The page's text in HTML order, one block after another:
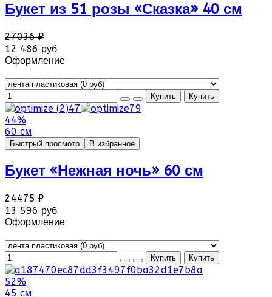
Букет из 51 розы «Сказка» 40 см
27036 ₽
12 486 руб
Оформление
44%
60 см
Быстрый просмотр В избранное
Букет «Нежная ночь» 60 см
24475 ₽
13 596 руб
Оформление
52%
45 см